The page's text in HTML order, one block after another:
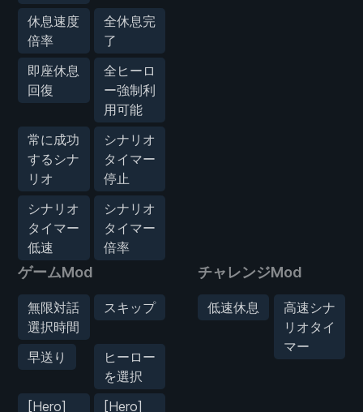
休息速度
倍率
全休息完
了
即座休息
回復
全ヒーロ
ー強制利
用可能
常に成功
するシナ
リオ
シナリオ
タイマー
停止
シナリオ
タイマー
低速
シナリオ
タイマー
倍率
ゲームMod
無限対話
選択時間
スキップ
早送り
ヒーロー
を選択
[Hero]
[Hero]
チャレンジMod
低速休息
高速シナ
リオタイ
マー